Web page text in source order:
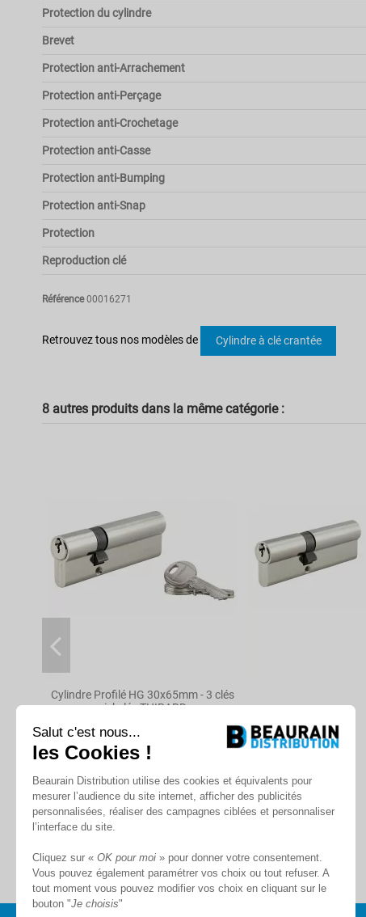
Protection du cylindre
Brevet
Protection anti-Arrachement
Protection anti-Perçage
Protection anti-Crochetage
Protection anti-Casse
Protection anti-Bumping
Protection anti-Snap
Protection
Reproduction clé
Référence 00016271
Retrouvez tous nos modèles de
Cylindre à clé crantée
8 autres produits dans la même catégorie :
Cylindre Profilé HG 30x65mm - 3 clés
nickelé - THIRARD
Produit sur commande
83,30 €
Salut c'est nous...
les Cookies !
Beaurain Distribution utilise des cookies et équivalents pour
mesurer l’audience du site internet, afficher des publicités
personnalisées, réaliser des campagnes ciblées et personnaliser
l’interface du site.
Cliquez sur « OK pour moi » pour donner votre consentement.
Vous pouvez également paramétrer vos choix ou tout refuser. A
tout moment vous pouvez modifier vos choix en cliquant sur le
bouton "Je choisis"